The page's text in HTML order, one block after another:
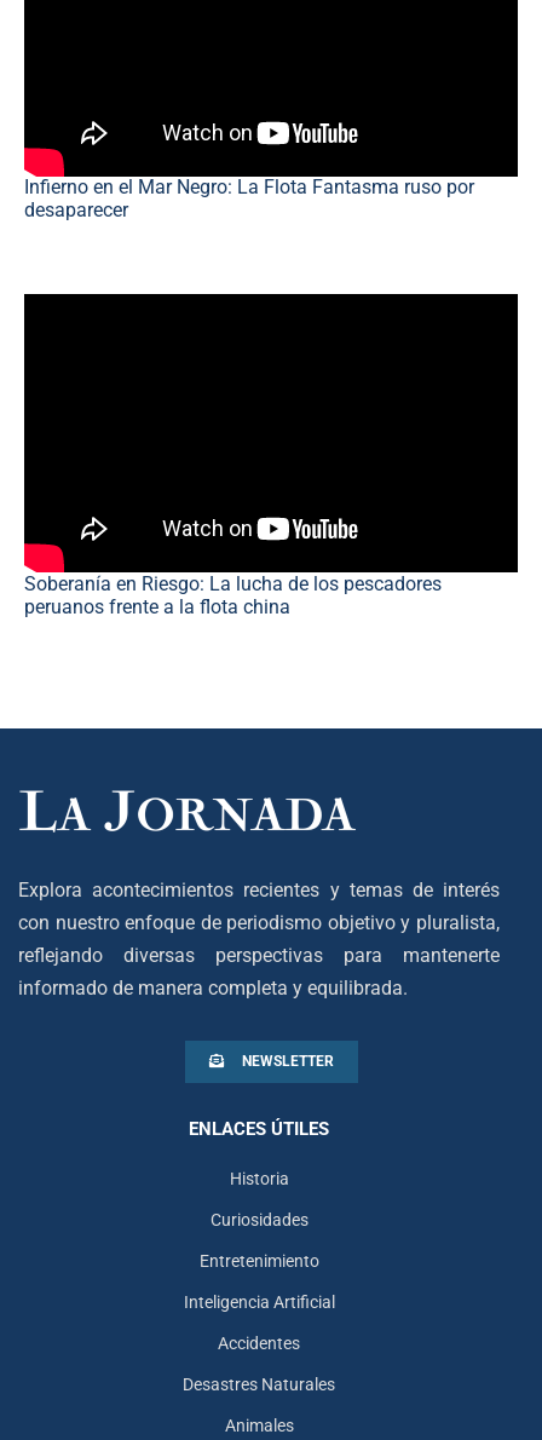
Infierno en el Mar Negro: La Flota Fantasma ruso por
desaparecer
Soberanía en Riesgo: La lucha de los pescadores
peruanos frente a la flota china
Explora acontecimientos recientes y temas de interés
con nuestro enfoque de periodismo objetivo y pluralista,
reflejando diversas perspectivas para mantenerte
informado de manera completa y equilibrada.
NEWSLETTER
ENLACES ÚTILES
Historia
Curiosidades
Entretenimiento
Inteligencia Artificial
Accidentes
Desastres Naturales
Animales